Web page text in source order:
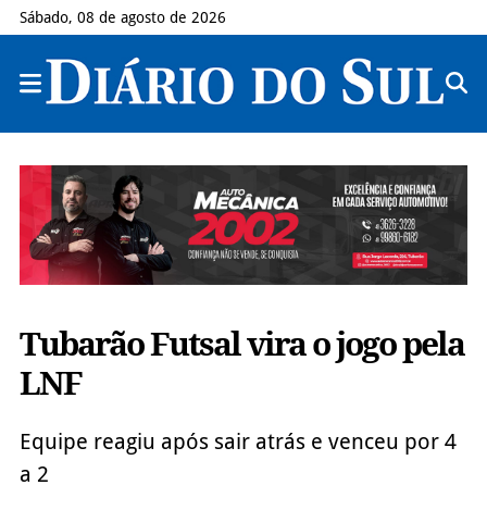
Sábado, 08 de agosto de 2026
Tubarão Futsal vira o jogo pela
LNF
Equipe reagiu após sair atrás e venceu por 4
a 2